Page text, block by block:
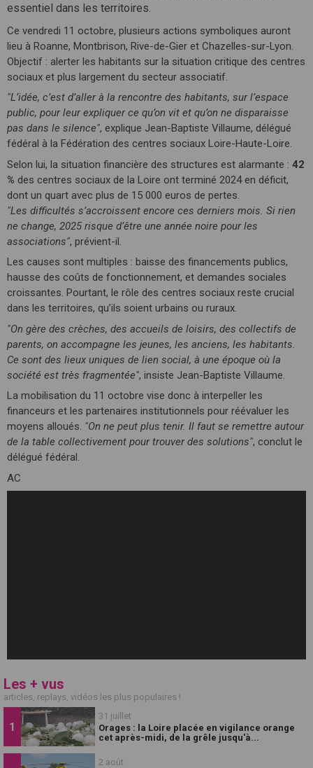
essentiel dans les territoires.
Ce vendredi 11 octobre, plusieurs actions symboliques auront
lieu à Roanne, Montbrison, Rive-de-Gier et Chazelles-sur-Lyon.
Objectif : alerter les habitants sur la situation critique des centres
sociaux et plus largement du secteur associatif.
"L’idée, c’est d’aller à la rencontre des habitants, sur l’espace
public, pour leur expliquer ce qu’on vit et qu’on ne disparaisse
pas dans le silence", explique Jean-Baptiste Villaume, délégué
fédéral à la Fédération des centres sociaux Loire-Haute-Loire.
Selon lui, la situation financière des structures est alarmante : 42
% des centres sociaux de la Loire ont terminé 2024 en déficit,
dont un quart avec plus de 15 000 euros de pertes.
"Les difficultés s’accroissent encore ces derniers mois. Si rien
ne change, 2025 risque d’être une année noire pour les
associations", prévient-il.
Les causes sont multiples : baisse des financements publics,
hausse des coûts de fonctionnement, et demandes sociales
croissantes. Pourtant, le rôle des centres sociaux reste crucial
dans les territoires, qu’ils soient urbains ou ruraux.
"On gère des crèches, des accueils de loisirs, des collectifs de
parents, on accompagne les jeunes, les anciens, les habitants.
Ce sont des lieux uniques de lien social, à une époque où la
société est très fragmentée", insiste Jean-Baptiste Villaume.
La mobilisation du 11 octobre vise donc à interpeller les
financeurs et les partenaires institutionnels pour réévaluer les
moyens alloués. "On ne peut plus tenir. Il faut se remettre autour
de la table collectivement pour trouver des solutions", conclut le
délégué fédéral.
AC
Les + vus
articles, replays, vidéos les plus populaires !
31 juillet
Orages : la Loire placée en vigilance orange
cet après-midi, de la grêle jusqu'à...
2 août